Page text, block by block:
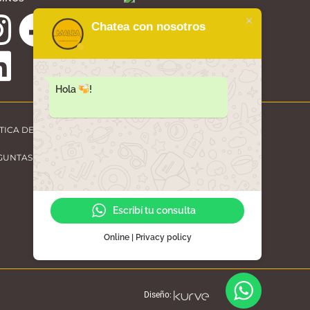
DE PRIVACIDAD
FRECUENTES
Diseño:
Chatea con nosotros
Hola !
Escribí tu consulta
Online | Privacy policy